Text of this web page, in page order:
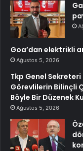
Goa’dan elektrikli
Ağustos 5, 2026
Tkp Genel Sekreteri
Görevlilerin Bilinçli
Böyle Bir Düzenek
Ağustos 5, 2026